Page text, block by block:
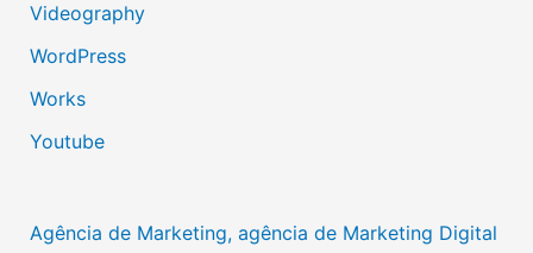
Videography
WordPress
Works
Youtube
Agência de Marketing, agência de Marketing Digital